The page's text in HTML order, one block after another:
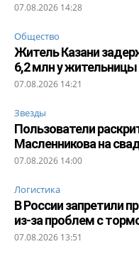
07.08.2026 14:28
Общество
Житель Казани
6,2 млн у жительницы
07.08.2026 14:21
Звезды
Пользователи
Масленникова на
07.08.2026 14:00
Логистика
В России запретили
из-за проблем с
07.08.2026 13:51